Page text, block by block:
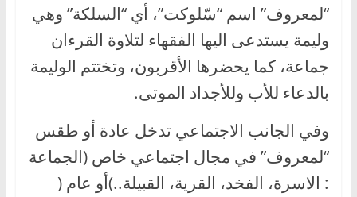
“لمعروف” اسم “سّلوكت”، أي “السلكة” وهي
وليمة يستدعى اليها الفقهاء لتلاوة القرءان
جماعة، كما يحضرها الأقربون، وتختتم الوليمة
بالدعاء للأب وللأجداد الموتى.
وفي الجانب الاجتماعي تدخل عادة أو طقس
“لمعروف” في مجال اجتماعي خاص (الجماعة
: الاسرة، الفخد، القرية، القبيلة..)أو عام (